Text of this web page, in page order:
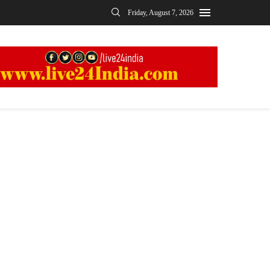
Friday, August 7, 2026